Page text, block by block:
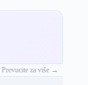
Prevucite za više →